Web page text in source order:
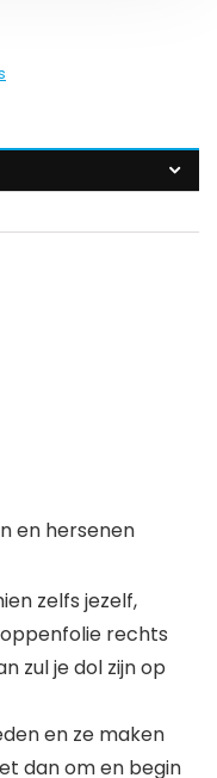
en hersenen
zelfs jezelf,
rechts
zul je dol zijn op
en ze maken
dan om en begin